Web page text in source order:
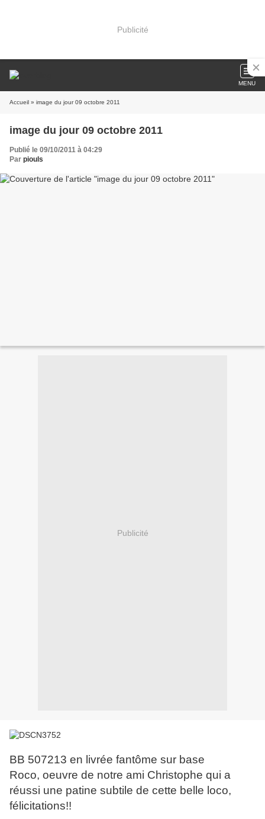
Publicité
MENU
Accueil » image du jour 09 octobre 2011
image du jour 09 octobre 2011
Publié le 09/10/2011 à 04:29
Par piouls
Publicité
BB 507213 en livrée fantôme sur base
Roco, oeuvre de notre ami Christophe qui a
réussi une patine subtile de cette belle loco,
félicitations!!